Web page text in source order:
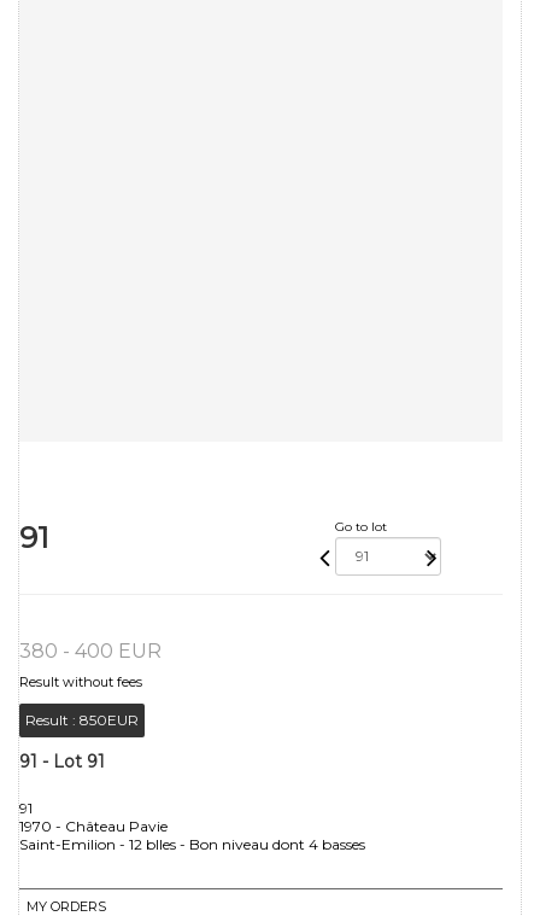
91 Go to lot
380 - 400 EUR
Result without fees
Result : 850EUR
91 - Lot 91
91
1970 - Château Pavie
Saint-Emilion - 12 blles - Bon niveau dont 4 basses
MY ORDERS